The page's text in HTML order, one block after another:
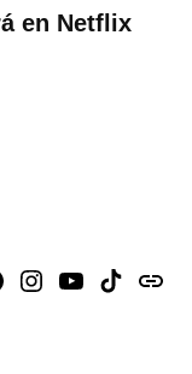
en Netflix
Instagram
YoutubeTiktokissuu